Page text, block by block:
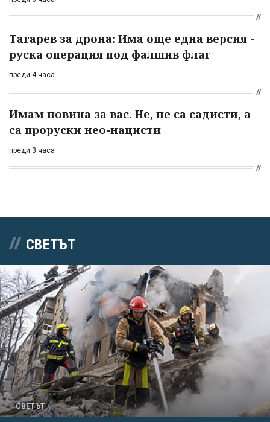
Тагарев за дрона: Има още една версия -
руска операция под фалшив флаг
преди 4 часа
Имам новина за вас. Не, не са садисти, а
са проруски нео-нацисти
преди 3 часа
СВЕТЪТ
СВЕТЪТ